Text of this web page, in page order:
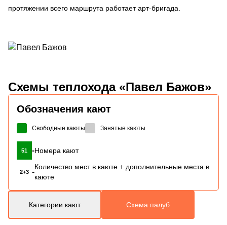
протяжении всего маршрута работает арт-бригада.
Схемы теплохода «Павел Бажов»
Обозначения кают
Свободные каюты Занятые каюты
51 -Номера кают
2+3 -
Количество мест в каюте + дополнительные места в
каюте
Категории кают Схема палуб